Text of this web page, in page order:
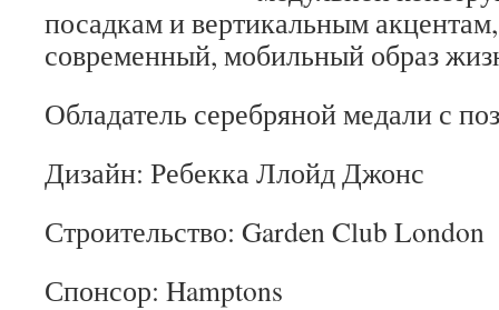
посадкам и вертикальным
современный, мобильный образ
Обладатель серебряной медали с
Дизайн: Ребекка Ллойд Джонс
Строительство: Garden Club London
Спонсор: Hamptons